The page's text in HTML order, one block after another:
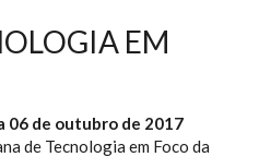
EM
06 de outubro de 2017
de Tecnologia em Foco da